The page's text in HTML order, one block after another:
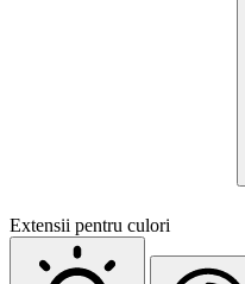
Extensii pentru culori